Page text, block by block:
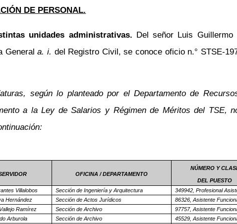
DE PERSONAL.
unidades administrativas. Del señor Luis
Generala. i. del Registro Civil, se conoce oficio n.° STSE-
según lo planteado por el Departamento de
a la Ley de Salarios y Régimen de Méritos del TSE,
OFICINA / DEPARTAMENTO
NÚMERO Y
DEL PUESTO
Villalobos Sección de Ingeniería y Arquitectura
349942, Profesional
Hernández Sección de Actos Jurídicos
86326, Asistente
Ramírez Sección de Archivo
97757, Asistente
Arburola Sección de Archivo 45529, Asistente